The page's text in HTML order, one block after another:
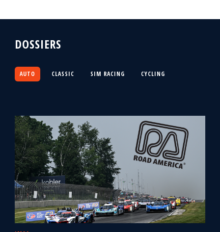
DOSSIERS
AUTO CLASSIC SIM RACING CYCLING